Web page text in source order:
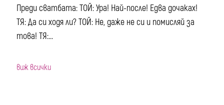
Преди сватбата: ТОЙ: Ура! Най-после! Едва дочаках!
ТЯ: Да си ходя ли? ТОЙ: Не, даже не си и помисляй за
това! ТЯ:...
виж всички